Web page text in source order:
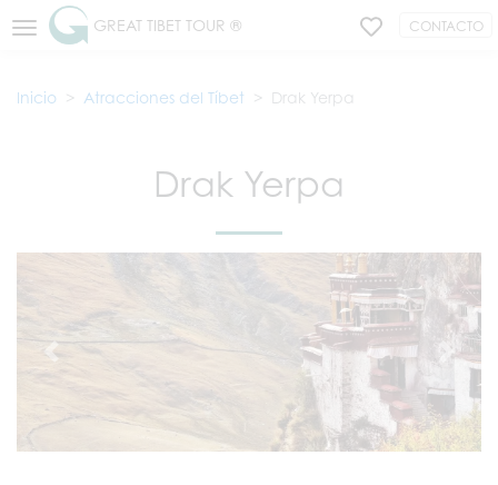
GREAT TIBET TOUR ® CONTACTO
Inicio Atracciones del Tíbet Drak Yerpa
Drak Yerpa